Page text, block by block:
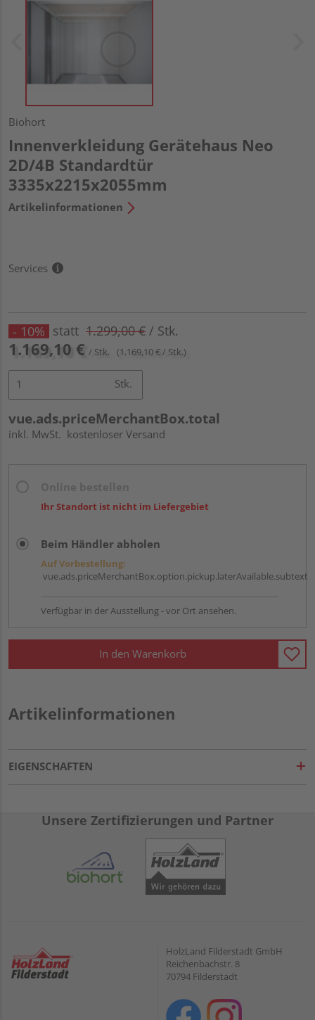
Biohort
Innenverkleidung Gerätehaus Neo
2D/4B Standardtür
3335x2215x2055mm
Artikelinformationen
Services
- 10% statt 1.299,00 € / Stk.
1.169,10 € / Stk. (1.169,10 € / Stk.)
Stk.
vue.ads.priceMerchantBox.total
inkl. MwSt. kostenloser Versand
Ihr Standort ist nicht im Liefergebiet
Beim Händler abholen
Auf Vorbestellung:
vue.ads.priceMerchantBox.option.pickup.laterAvailable.subtext
Verfügbar in der Ausstellung - vor Ort ansehen.
In den Warenkorb
Artikelinformationen
EIGENSCHAFTEN
Unsere Zertifizierungen und Partner
HolzLand Filderstadt GmbH
Reichenbachstr. 8
70794 Filderstadt